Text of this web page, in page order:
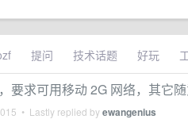
提问 技术话题 好玩
要求可用移动 2G 网络，其它随
• Lastly replied byewangenius